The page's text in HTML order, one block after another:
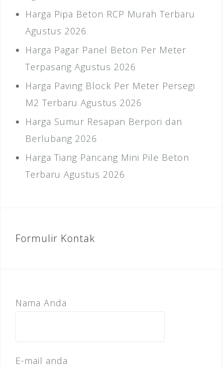
Harga Pipa Beton RCP Murah Terbaru
Agustus 2026
Harga Pagar Panel Beton Per Meter
Terpasang Agustus 2026
Harga Paving Block Per Meter Persegi
M2 Terbaru Agustus 2026
Harga Sumur Resapan Berpori dan
Berlubang 2026
Harga Tiang Pancang Mini Pile Beton
Terbaru Agustus 2026
Formulir Kontak
Nama Anda
E-mail anda